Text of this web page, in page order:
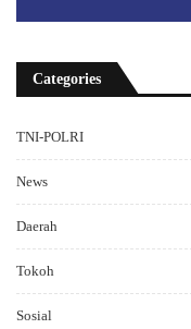
Categories
TNI-POLRI
News
Daerah
Tokoh
Sosial